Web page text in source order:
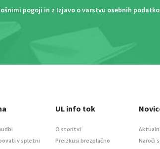
pogoji in z Izjavo o varstvu osebnih
v spletni
UL info tok
O storitvi
Preizkusi brezplačno
Naroči